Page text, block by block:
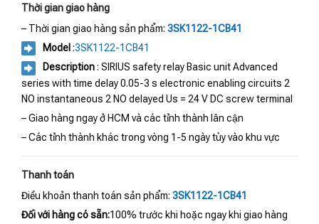
Thời gian giao hàng
– Thời gian giao hàng sản phẩm: 3SK1122-1CB41
Model :3SK1122-1CB41
Description: SIRIUS safety relay Basic unit Advanced
series with time delay 0.05-3 s electronic enabling circuits 2
NO instantaneous 2 NO delayed Us = 24 V DC screw terminal
– Giao hàng ngay ở HCM và các tỉnh thành lân cận
– Các tỉnh thành khác trong vòng 1-5 ngày tùy vào khu vực
Thanh toán
Điều khoản thanh toán sản phẩm: 3SK1122-1CB41
Đối với hàng có sẵn:100% trước khi hoặc ngay khi giao hàng